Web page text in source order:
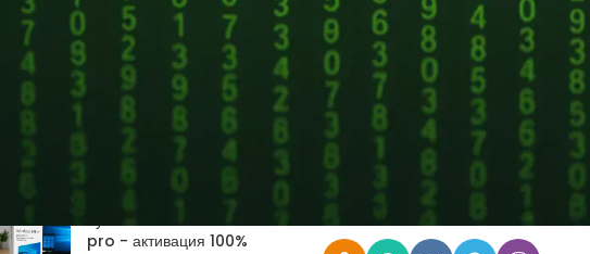
концепции и совместно со Sber
Metaverse Tech и
«СберМаркетингом» запустила ИИ-
консультанта «Эм.Ви»
ПОПУЛЯРНОЕ
Купить ключ Windows 10
pro - активация 100%
30 раз — с 256 до 8000 событий, что
нарушая приватности.
В 2025 году первой технологию
компании, такие как «Маркет» и
этой технологии.